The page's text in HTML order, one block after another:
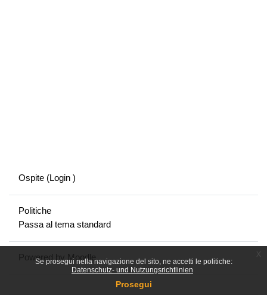
Se prosegui nella navigazione del sito, ne accetti le politiche:
Datenschutz- und Nutzungsrichtlinien
Prosegui
Ospite (Login )
Politiche
Passa al tema standard
Powered byMoodle